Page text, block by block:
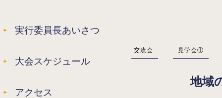
交流会 見学会①
地域
実行委員長あいさつ
大会スケジュール
アクセス